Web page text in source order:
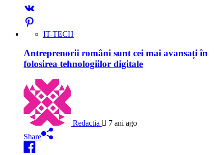
IT-TECH
Antreprenorii români sunt cei mai avansați în
folosirea tehnologiilor digitale
Redactia
7 ani ago
Share